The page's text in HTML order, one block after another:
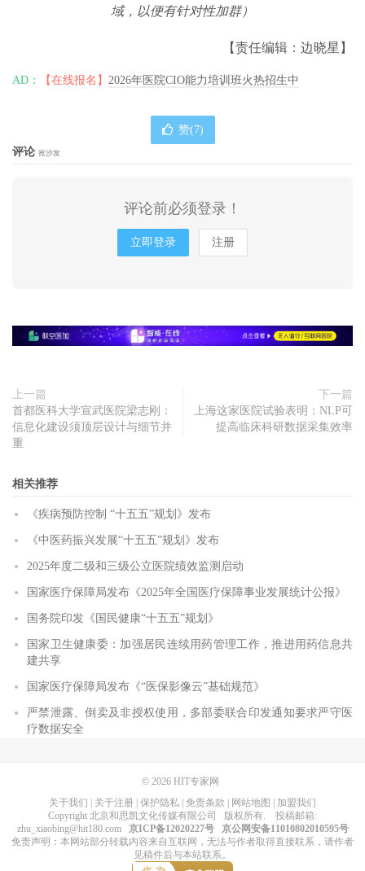
域，以便有针对性加群）
【责任编辑：边晓星】
AD： 【在线报名】 2026年医院CIO能力培训班火热招生中
赞(7)
评论 抢沙发
评论前必须登录！
立即登录 注册
上一篇
首都医科大学宣武医院梁志刚：
信息化建设须顶层设计与细节并
重
下一篇
上海这家医院试验表明：NLP可
提高临床科研数据采集效率
相关推荐
《疾病预防控制 “十五五”规划》发布
《中医药振兴发展“十五五”规划》发布
2025年度二级和三级公立医院绩效监测启动
国家医疗保障局发布《2025年全国医疗保障事业发展统计公报》
国务院印发《国民健康“十五五”规划》
国家卫生健康委：加强居民连续用药管理工作，推进用药信息共
建共享
国家医疗保障局发布《“医保影像云”基础规范》
严禁泄露、倒卖及非授权使用，多部委联合印发通知要求严守医
疗数据安全
© 2026 HIT专家网
关于我们 | 关于注册 | 保护隐私 | 免责条款 | 网站地图 | 加盟我们
Copyright 北京和思凯文化传媒有限公司 版权所有. 投稿邮箱:
zhu_xiaobing@hit180.com
京ICP备12020227号
京公网安备11010802010595号
免责声明：本网站部分转载内容来自互联网，无法与作者取得直接联系，请作者
见稿件后与本站联系。